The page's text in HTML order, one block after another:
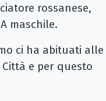
rossanese,
maschile.
ci ha abituati alle
e per questo